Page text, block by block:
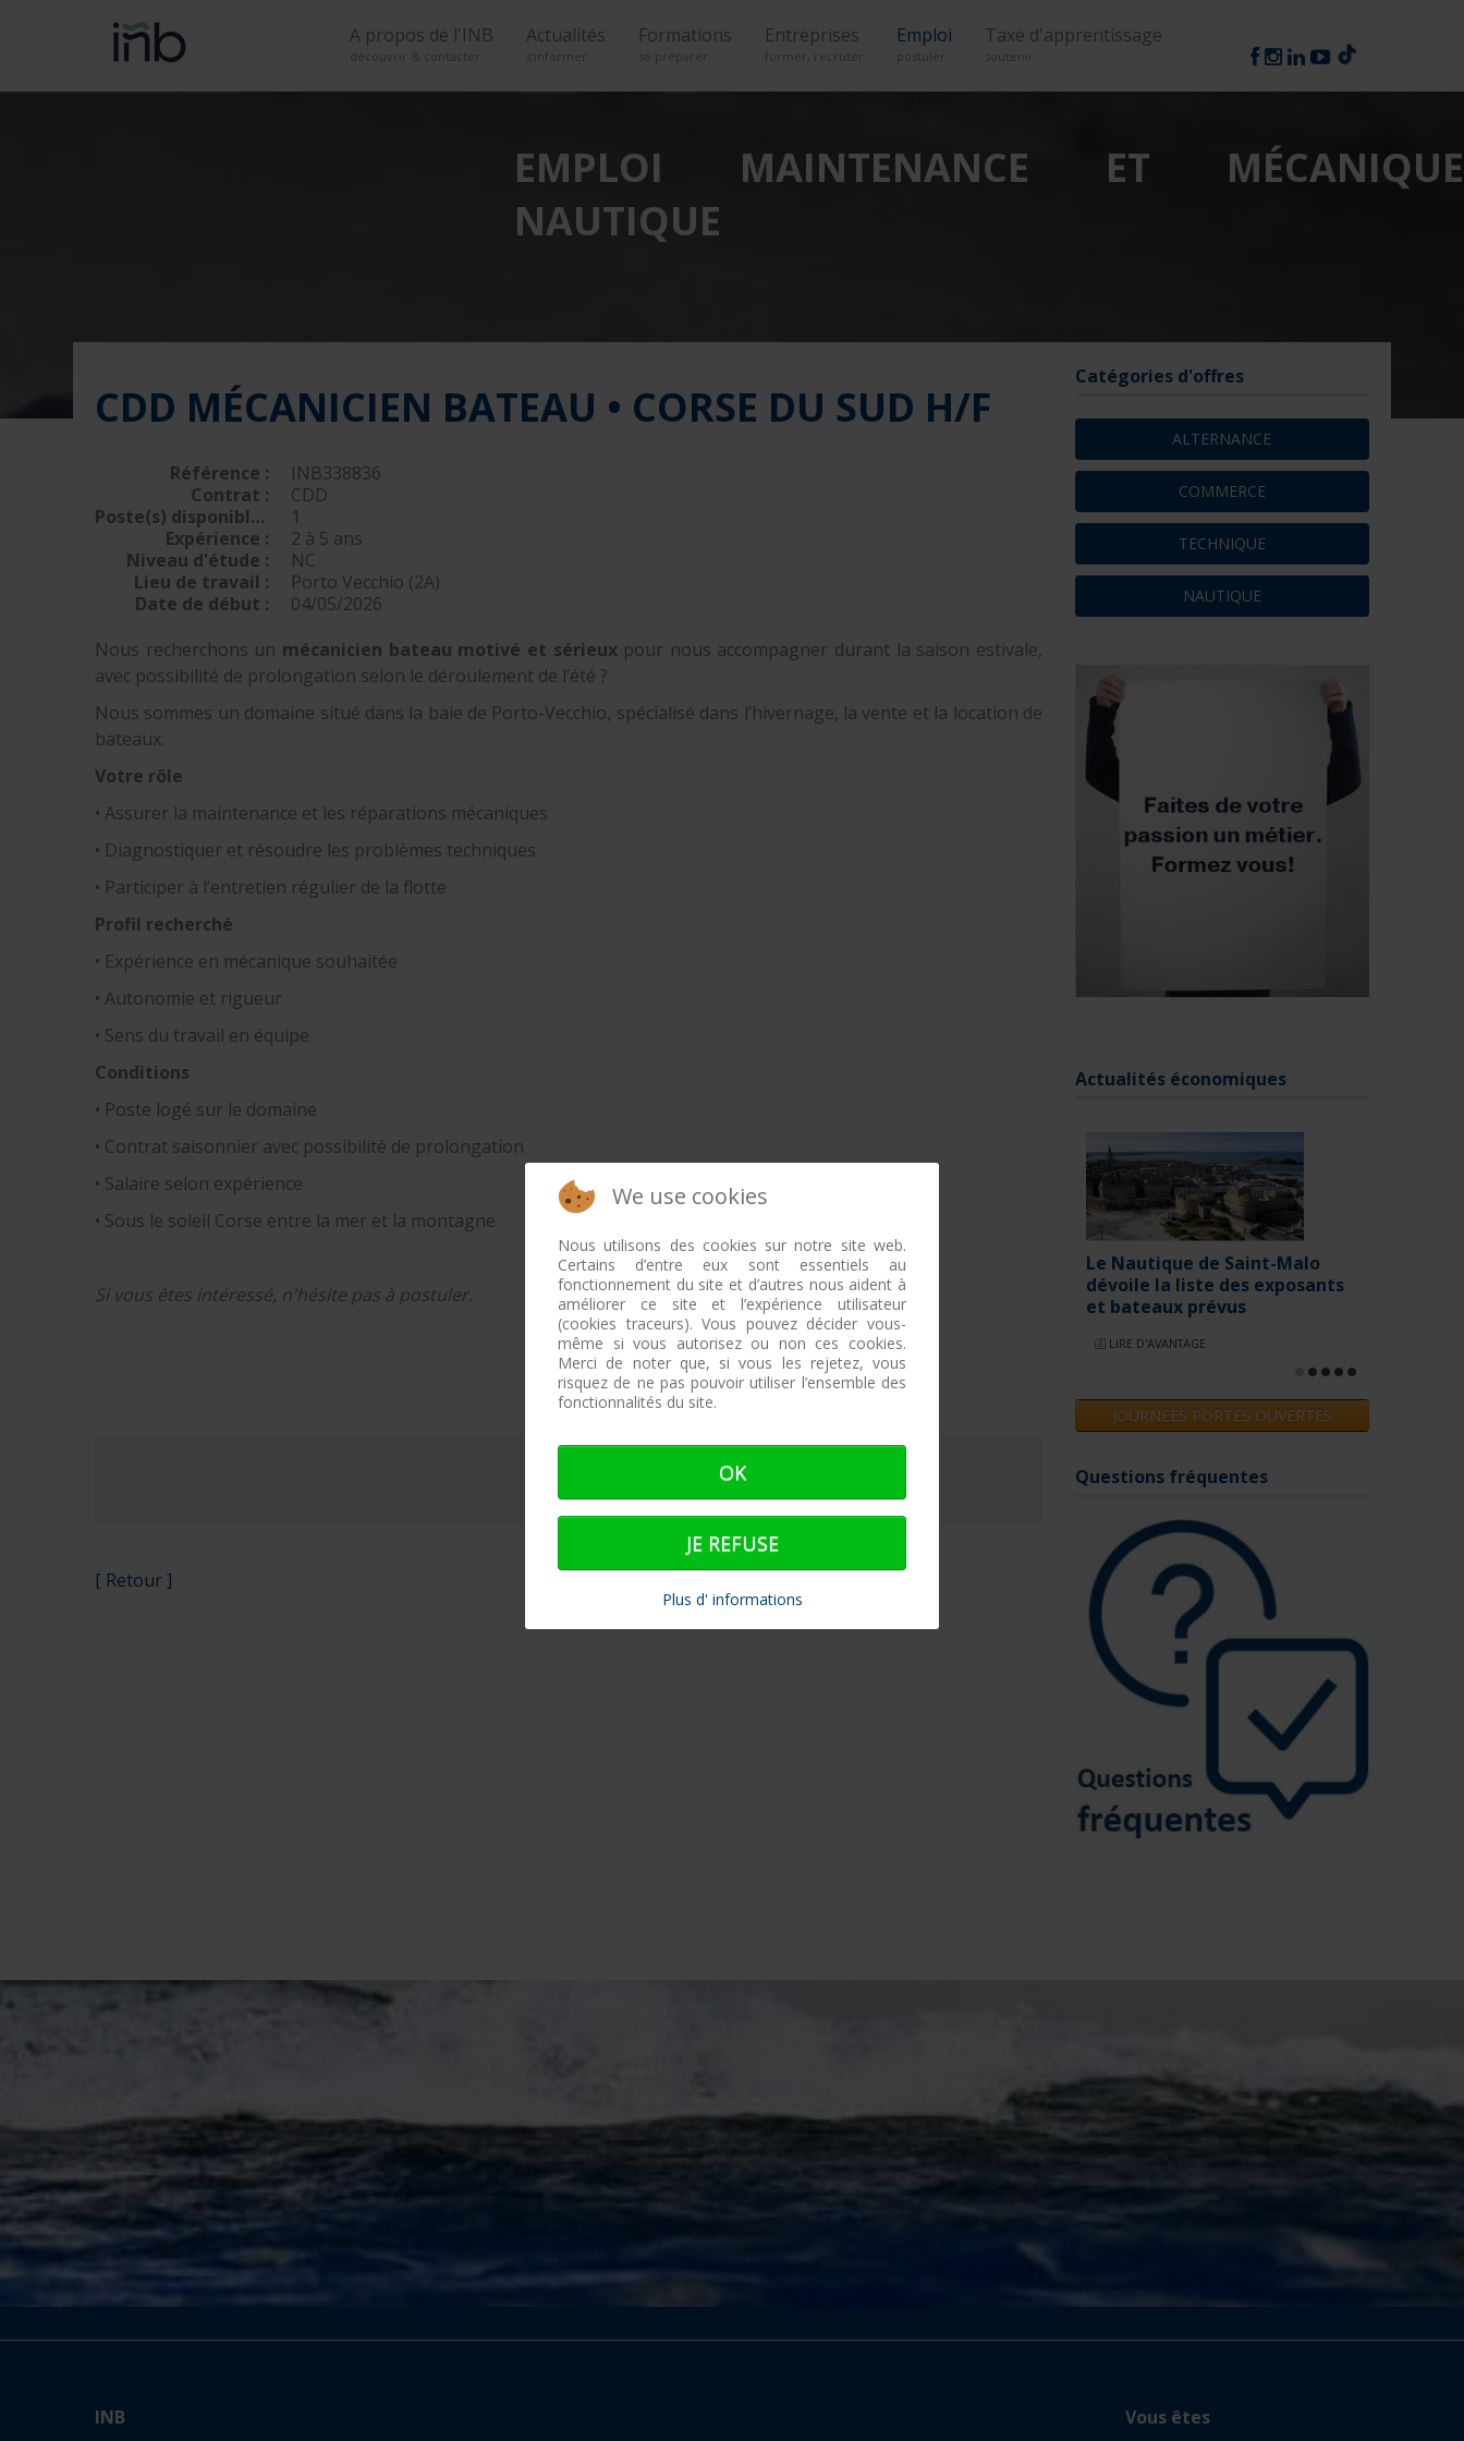
A propos de l'INB
découvrir & contacter
Actualités
s'informer
Formations
se préparer
Entreprises
former, recruter
Emploi
postuler
Taxe d'apprentissage
soutenir
EMPLOI MAINTENANCE ET MÉCANIQUE
NAUTIQUE
CDD MÉCANICIEN BATEAU • CORSE DU SUD H/F
Référence :
INB338836
Contrat :
CDD
Poste(s) disponible(s) :
1
Expérience :
2 à 5 ans
Niveau d'étude :
NC
Lieu de travail :
Porto Vecchio (2A)
Date de début :
04/05/2026
Nous recherchons un mécanicien bateau motivé et sérieux pour nous accompagner durant la saison estivale,
avec possibilité de prolongation selon le déroulement de l’été ?
Nous sommes un domaine situé dans la baie de Porto-Vecchio, spécialisé dans l’hivernage, la vente et la location de
bateaux.
Votre rôle
• Assurer la maintenance et les réparations mécaniques
• Diagnostiquer et résoudre les problèmes techniques
• Participer à l’entretien régulier de la flotte
Profil recherché
• Expérience en mécanique souhaitée
• Autonomie et rigueur
• Sens du travail en équipe
Conditions
• Poste logé sur le domaine
• Contrat saisonnier avec possibilité de prolongation
• Salaire selon expérience
• Sous le soleil Corse entre la mer et la montagne
Si vous êtes intéressé, n'hésite pas à postuler.
[ Retour ]
Catégories d'offres
ALTERNANCE
COMMERCE
TECHNIQUE
NAUTIQUE
Actualités économiques
LIRE D'AVANTAGE
JOURNEES PORTES OUVERTES
Questions fréquentes
INB
2 rue Bayard
29900 Concarneau
T. +33 2 98 50 84 84
Association loi 1901
N° SIRET : 333 005 148 00015
06230 Villefranche-sur-Mer
T. +33 4 93 13 20 56
We use cookies
Nous utilisons des cookies sur notre site web.
Certains d’entre eux sont essentiels au
fonctionnement du site et d’autres nous aident à
améliorer ce site et l’expérience utilisateur
(cookies traceurs). Vous pouvez décider vous-
même si vous autorisez ou non ces cookies.
Merci de noter que, si vous les rejetez, vous
risquez de ne pas pouvoir utiliser l’ensemble des
fonctionnalités du site.
OK
JE REFUSE
Plus d' informations